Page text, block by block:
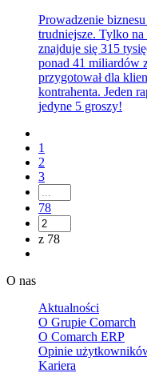
Prowadzenie
trudniejsze. Tylko
znajduje się 315
ponad 41 miliardów
przygotował dla
kontrahenta. Jeden
jedyne 5 groszy!
1
2
3
78
z 78
O nas
Aktualności
O Grupie Comarch
O Comarch ERP
Opinie
Kariera